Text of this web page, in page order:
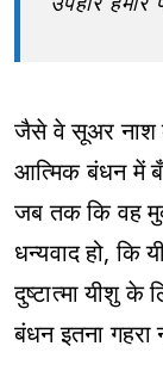
जैसे वे सूअर नाश
आत्मिक बंधन में
जब तक कि वह
धन्यवाद हो, कि
दुष्टात्मा यीशु के
बंधन इतना